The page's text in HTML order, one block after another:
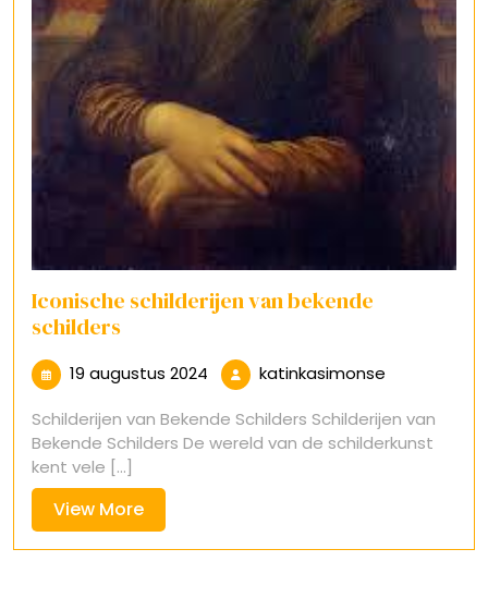
Iconische schilderijen van bekende
schilders
19 augustus 2024 19
augustus
2024
katinkasimonse
Schilderijen van Bekende Schilders Schilderijen van
Bekende Schilders De wereld van de schilderkunst
kent vele [...]
View MoreView
More